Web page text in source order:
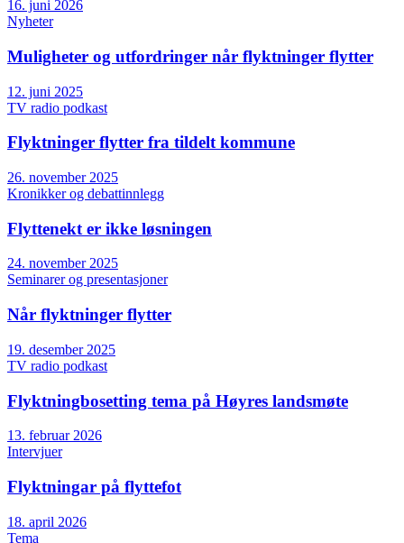
16. juni 2026
Nyheter
Muligheter og utfordringer når flyktninger flytter
12. juni 2025
TV radio podkast
Flyktninger flytter fra tildelt kommune
26. november 2025
Kronikker og debattinnlegg
Flyttenekt er ikke løsningen
24. november 2025
Seminarer og presentasjoner
Når flyktninger flytter
19. desember 2025
TV radio podkast
Flyktningbosetting tema på Høyres landsmøte
13. februar 2026
Intervjuer
Flyktningar på flyttefot
18. april 2026
Tema